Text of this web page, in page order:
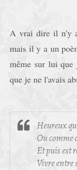
A vrai dire il n'y a
mais il y a un
même sur lui
que je ne l'avais
Heureux
Ou comme
Et puis est
Vivre entre